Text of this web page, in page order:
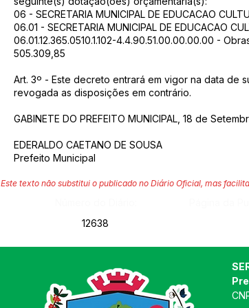
06 - SECRETARIA MUNICIPAL DE EDUCACAO
06.01 - SECRETARIA MUNICIPAL DE EDUCACAO
06.01.12.365.0510.1.102-4.4.90.51.00.00.00.00 -
505.309,85
Art. 3º - Este decreto entrará em vigor na data de
revogada as disposições em contrário.
GABINETE DO PREFEITO MUNICIPAL, 18 de
EDERALDO CAETANO DE SOUSA
Prefeito Municipal
Este texto não substitui o publicado no Diário Oficial, mas
12638